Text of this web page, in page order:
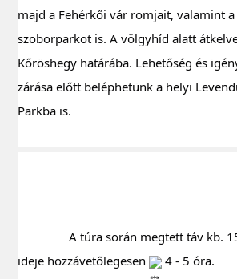
majd a Fehérkői vár romjait, valamint a
szoborparkot is. A völgyhíd alatt
Kőröshegy határába. Lehetőség és
zárása előtt beléphetünk a helyi
Parkba is.
		A túra során megtett táv kb. 15 km, a teljesítés
ideje hozzávetőlegesen
4 - 5 óra.